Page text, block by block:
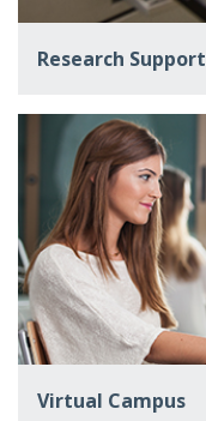
Research Support
Virtual Campus